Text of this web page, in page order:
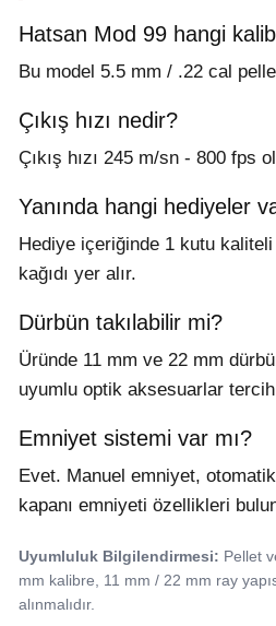
Hatsan Mod 99 hangi
Bu model 5.5 mm / .22 cal
Çıkış hızı nedir?
Çıkış hızı 245 m/sn - 800 fps
Yanında hangi hediyeler
Hediye içeriğinde 1 kutu
kağıdı yer alır.
Dürbün takılabilir mi?
Üründe 11 mm ve 22 mm
uyumlu optik aksesuarlar
Emniyet sistemi var mı?
Evet. Manuel emniyet,
kapanı emniyeti özellikleri
Uyumluluk Bilgilendirmesi: Pellet
mm kalibre, 11 mm / 22 mm ray
alınmalıdır.